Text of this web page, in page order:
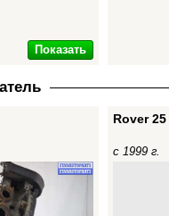
Показать
Rover 25
с 1999 г.